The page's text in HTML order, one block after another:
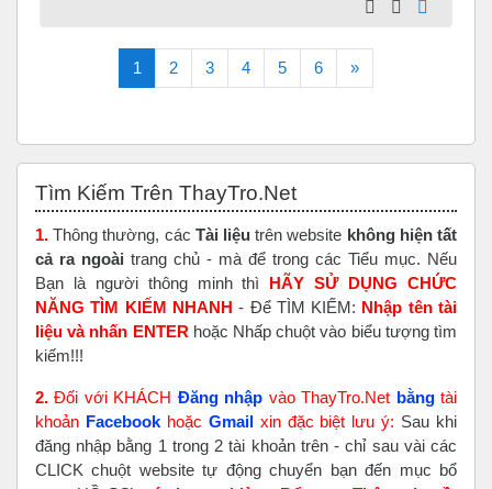
1 (current)
2 3 4 5 6 »Next
Tìm Kiếm Trên ThayTro.Net
1. Thông thường, các Tài liệu trên website không hiện tất
cả ra ngoài trang chủ - mà để trong các Tiểu mục. Nếu
Bạn là người thông minh thì HÃY SỬ DỤNG CHỨC
NĂNG TÌM KIẾM NHANH - Để TÌM KIẾM: Nhập tên tài
liệu và nhấn ENTER hoặc Nhấp chuột vào biểu tượng tìm
kiếm!!!
2. Đối với KHÁCH Đăng nhập vào ThayTro.Net bằngtài
khoản Facebook hoặc Gmailxin đặc biệt lưu ý: Sau khi
đăng nhập bằng 1 trong 2 tài khoản trên - chỉ sau vài các
CLICK chuột website tự động chuyển bạn đến mục bổ